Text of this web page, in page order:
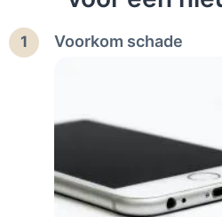
1 Voorkom schade